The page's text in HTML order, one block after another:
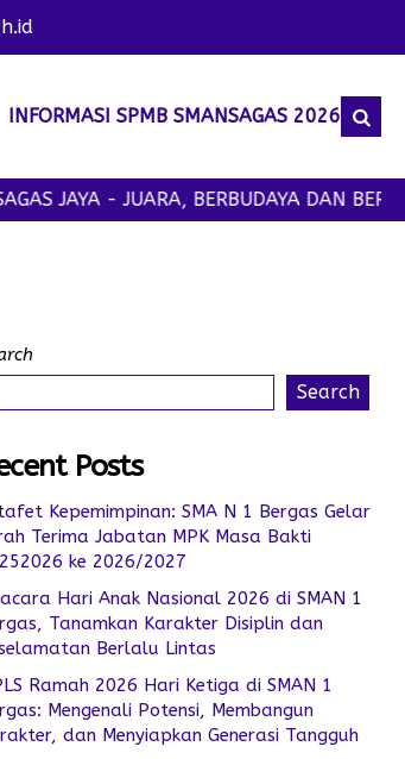
INFORMASI SPMB SMANSAGAS 2026
JAYA - JUARA, BERBUDAYA DAN
Search
Posts
Kepemimpinan: SMA N 1 Bergas Gelar
Terima Jabatan MPK Masa Bakti
ke 2026/2027
Hari Anak Nasional 2026 di SMAN 1
Tanamkan Karakter Disiplin dan
Berlalu Lintas
Ramah 2026 Hari Ketiga di SMAN 1
Mengenali Potensi, Membangun
dan Menyiapkan Generasi Tangguh